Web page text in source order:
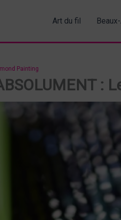
Art du fil
Painting
: